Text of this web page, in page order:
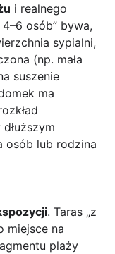
i realnego
osób” bywa,
sypialni,
(np. mała
suszenie
ma
osób lub rodzina
. Taras „z
miejsce na
plaży